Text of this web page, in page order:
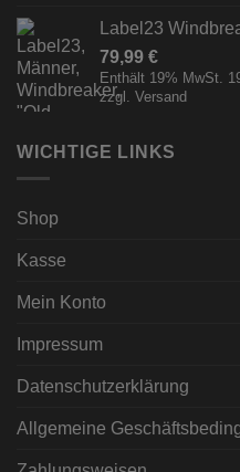
Label23
79,99 €
Enthält 19% MwSt.
zzgl. Versand
WICHTIGE LINKS
Shop
Kasse
Mein Konto
Impressum
Datenschutzerklärung
Allgemeine